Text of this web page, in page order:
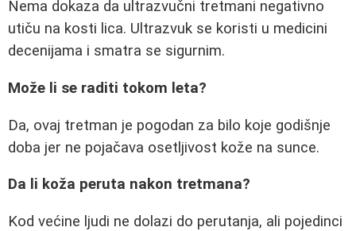
Nema dokaza da ultrazvučni tretmani negativno
utiču na kosti lica. Ultrazvuk se koristi u medicini
decenijama i smatra se sigurnim.
Može li se raditi tokom leta?
Da, ovaj tretman je pogodan za bilo koje godišnje
doba jer ne pojačava osetljivost kože na sunce.
Da li koža peruta nakon tretmana?
Kod većine ljudi ne dolazi do perutanja, ali pojedinci